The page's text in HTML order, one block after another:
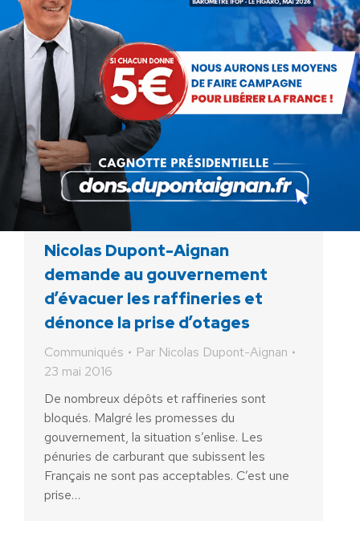
Nicolas Dupont-Aignan
demande au gouvernement
d’évacuer les raffineries et
dénonce la prise d’otages
Communiqués Par Nicolas Dupont-Aignan
23 mai 2016
De nombreux dépôts et raffineries sont
bloqués. Malgré les promesses du
gouvernement, la situation s’enlise. Les
pénuries de carburant que subissent les
Français ne sont pas acceptables. C’est une
prise…